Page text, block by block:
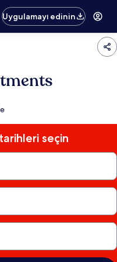
Uygulamayı edinin
seçin